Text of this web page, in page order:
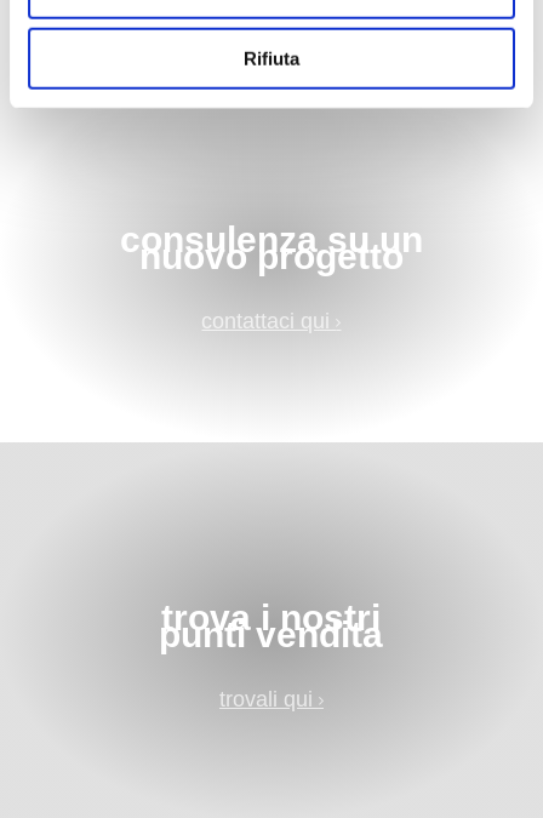
Rifiuta
attività professionale.
consulenza su un
nuovo progetto
contattaci qui
trova i nostri
punti vendita
trovali qui